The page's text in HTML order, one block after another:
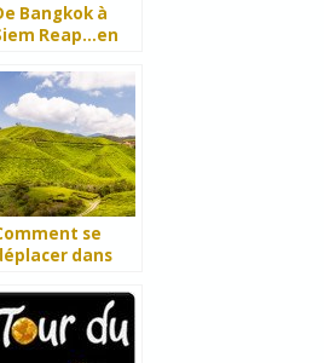
Bangkok à
Reap…en
se
dans
?